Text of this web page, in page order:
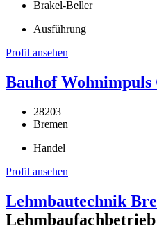
Brakel-Beller
Ausführung
Profil ansehen
Bauhof
28203
Bremen
Handel
Profil ansehen
Lehmbautechnik
Lehmbaufachbetrieb